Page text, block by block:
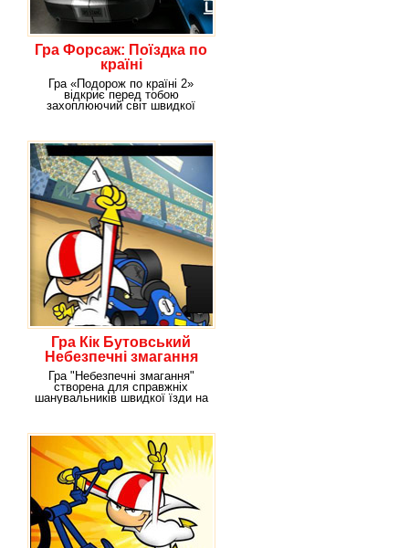
Гра Форсаж: Поїздка по
країні
Гра «Подорож по країні 2»
відкриє перед тобою
захоплюючий світ швидкої
Гра Кік Бутовський
Небезпечні змагання
Гра "Небезпечні змагання"
створена для справжніх
шанувальників швидкої їзди на